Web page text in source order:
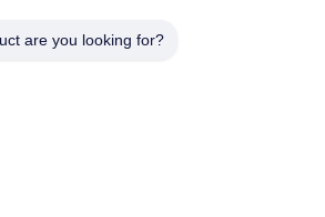
are you looking for?